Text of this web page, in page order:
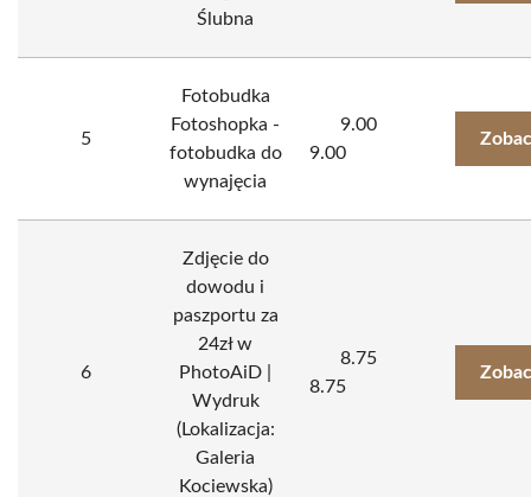
Ślubna
5
Fotobudka
Fotoshopka -
fotobudka do
wynajęcia
9.00
9.00
6
Zdjęcie do
dowodu i
paszportu za
24zł w
PhotoAiD |
Wydruk
(Lokalizacja:
Galeria
Kociewska)
8.75
8.75